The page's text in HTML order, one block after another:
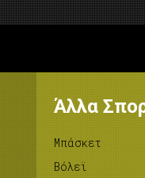
Άλλα
Μπάσκετ
Βόλεϊ